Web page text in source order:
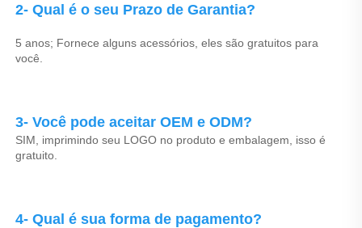
2- Qual é o seu Prazo de Garantia?
5 anos; Fornece alguns acessórios, eles são gratuitos para
você.
3- Você pode aceitar OEM e ODM?
SIM, imprimindo seu LOGO no produto e embalagem, isso é
gratuito.
4- Qual é sua forma de pagamento?